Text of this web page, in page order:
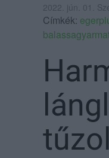
2022. jún. 01.
Címkék: